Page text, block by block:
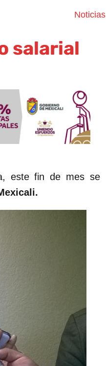
Noticias
salarial
este fin de mes se